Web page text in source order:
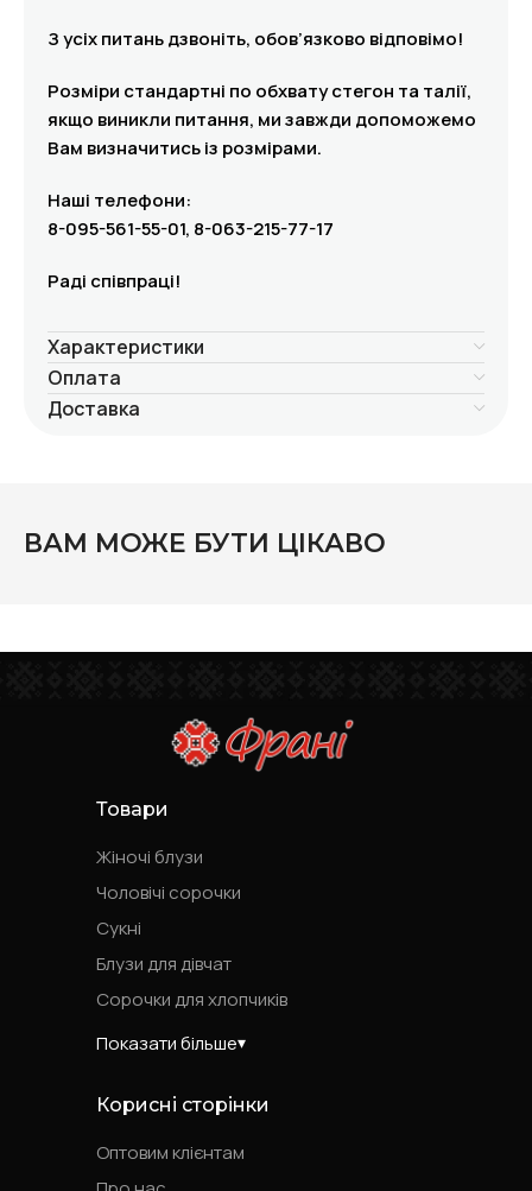
З усіх питань дзвоніть, обов’язково відповімо!
Розміри стандартні по обхвату стегон та талії,
якщо виникли питання, ми завжди допоможемо
Вам визначитись із розмірами.
Наші телефони:
8-095-561-55-01, 8-063-215-77-17
Раді співпраці!
Характеристики
Оплата
Доставка
ВАМ МОЖЕ БУТИ ЦІКАВО
Товари
Жіночі блузи
Чоловічі сорочки
Сукні
Блузи для дівчат
Сорочки для хлопчиків
Показати більше
Корисні сторінки
Оптовим клієнтам